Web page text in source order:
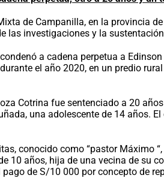
de Campanilla, en la provincia
las investigaciones y la
a cadena perpetua a
el año 2020, en un predio
Cotrina fue sentenciado a 20
una adolescente de 14 años.
conocido como “pastor
10 años, hija de una vecina de su
de S/10 000 por concepto de